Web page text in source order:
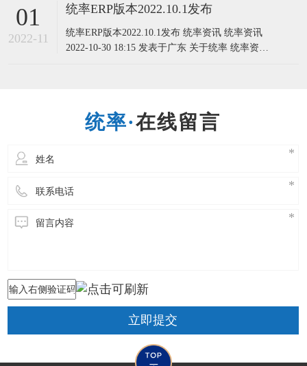
午，中渤-统率ERP信息化项目启动会在深圳中渤
会议室召开。中渤柴总、尹总、信息化项目组成
员、研发、业务、采购等负责人参加本次会议。
01
2022-11
统率ERP版本2022.10.1发布
统率ERP版本2022.10.1发布 统率资讯 统率资讯
2022-10-30 18:15 发表于广东 关于统率 统率资讯
在线留言
立即提交